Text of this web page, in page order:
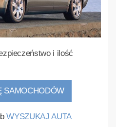
i ilość
SAMOCHODÓW
WYSZUKAJ AUTA